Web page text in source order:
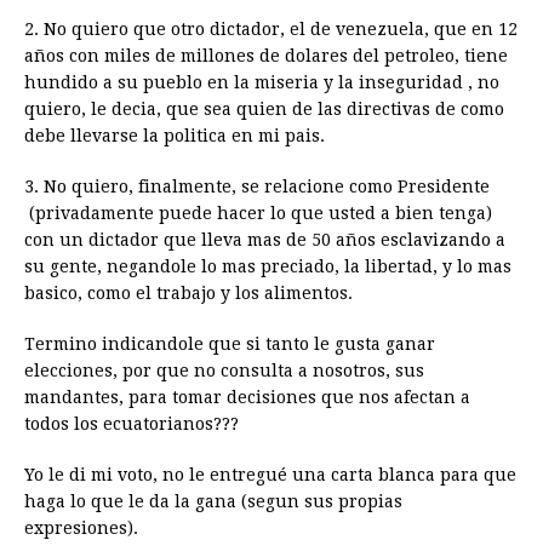
2. No quiero que otro dictador, el de venezuela, que en 12
años con miles de millones de dolares del petroleo, tiene
hundido a su pueblo en la miseria y la inseguridad , no
quiero, le decia, que sea quien de las directivas de como
debe llevarse la politica en mi pais.
3. No quiero, finalmente, se relacione como Presidente
(privadamente puede hacer lo que usted a bien tenga)
con un dictador que lleva mas de 50 años esclavizando a
su gente, negandole lo mas preciado, la libertad, y lo mas
basico, como el trabajo y los alimentos.
Termino indicandole que si tanto le gusta ganar
elecciones, por que no consulta a nosotros, sus
mandantes, para tomar decisiones que nos afectan a
todos los ecuatorianos???
Yo le di mi voto, no le entregué una carta blanca para que
haga lo que le da la gana (segun sus propias
expresiones).